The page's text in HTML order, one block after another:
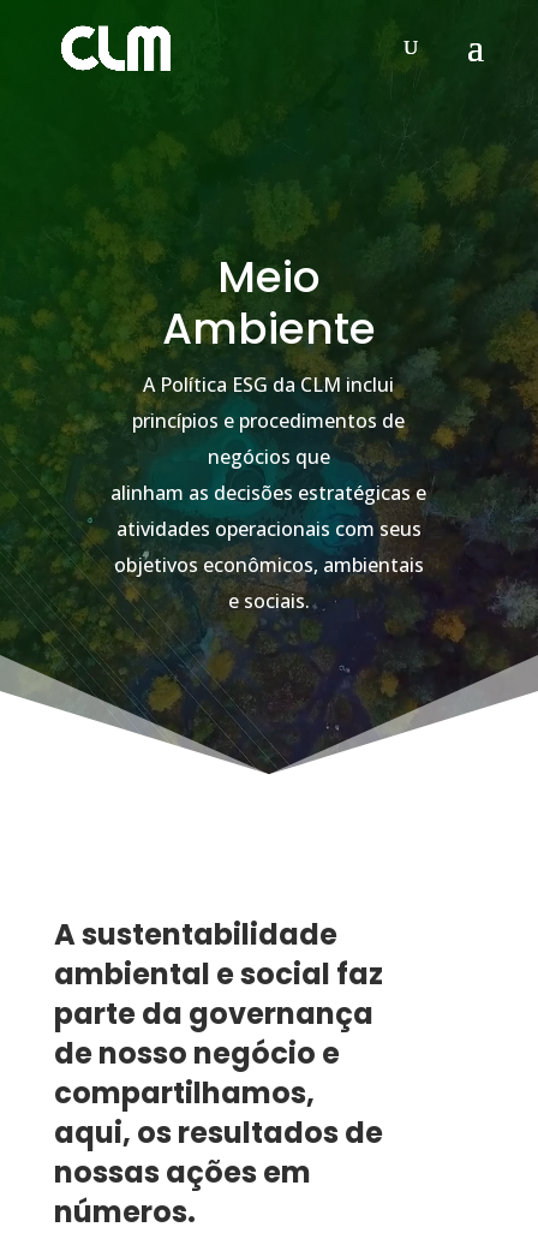
Meio
Ambiente
A Política ESG da CLM inclui
princípios e procedimentos de
negócios que
alinham as decisões estratégicas e
atividades operacionais com seus
objetivos econômicos, ambientais
e sociais.
A sustentabilidade
ambiental e social faz
parte da governança
de nosso negócio e
compartilhamos,
aqui, os resultados de
nossas ações em
números.